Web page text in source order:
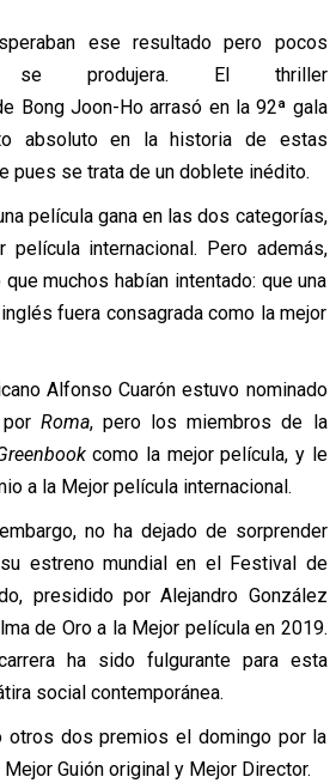
ese resultado pero pocos
se produjera. El thriller
Bong Joon-Ho arrasó en la 92ª gala
absoluto en la historia de estas
pues se trata de un doblete inédito.
película gana en las dos categorías,
película internacional. Pero además,
muchos habían intentado: que una
fuera consagrada como la mejor
Alfonso Cuarón estuvo nominado
Roma, pero los miembros de la
como la mejor película, y le
a la Mejor película internacional.
no ha dejado de sorprender
estreno mundial en el Festival de
presidido por Alejandro González
de Oro a la Mejor película en 2019.
ha sido fulgurante para esta
social contemporánea.
otros dos premios el domingo por la
Guión original y Mejor Director.